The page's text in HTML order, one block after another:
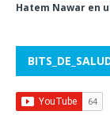
Hatem Nawar en